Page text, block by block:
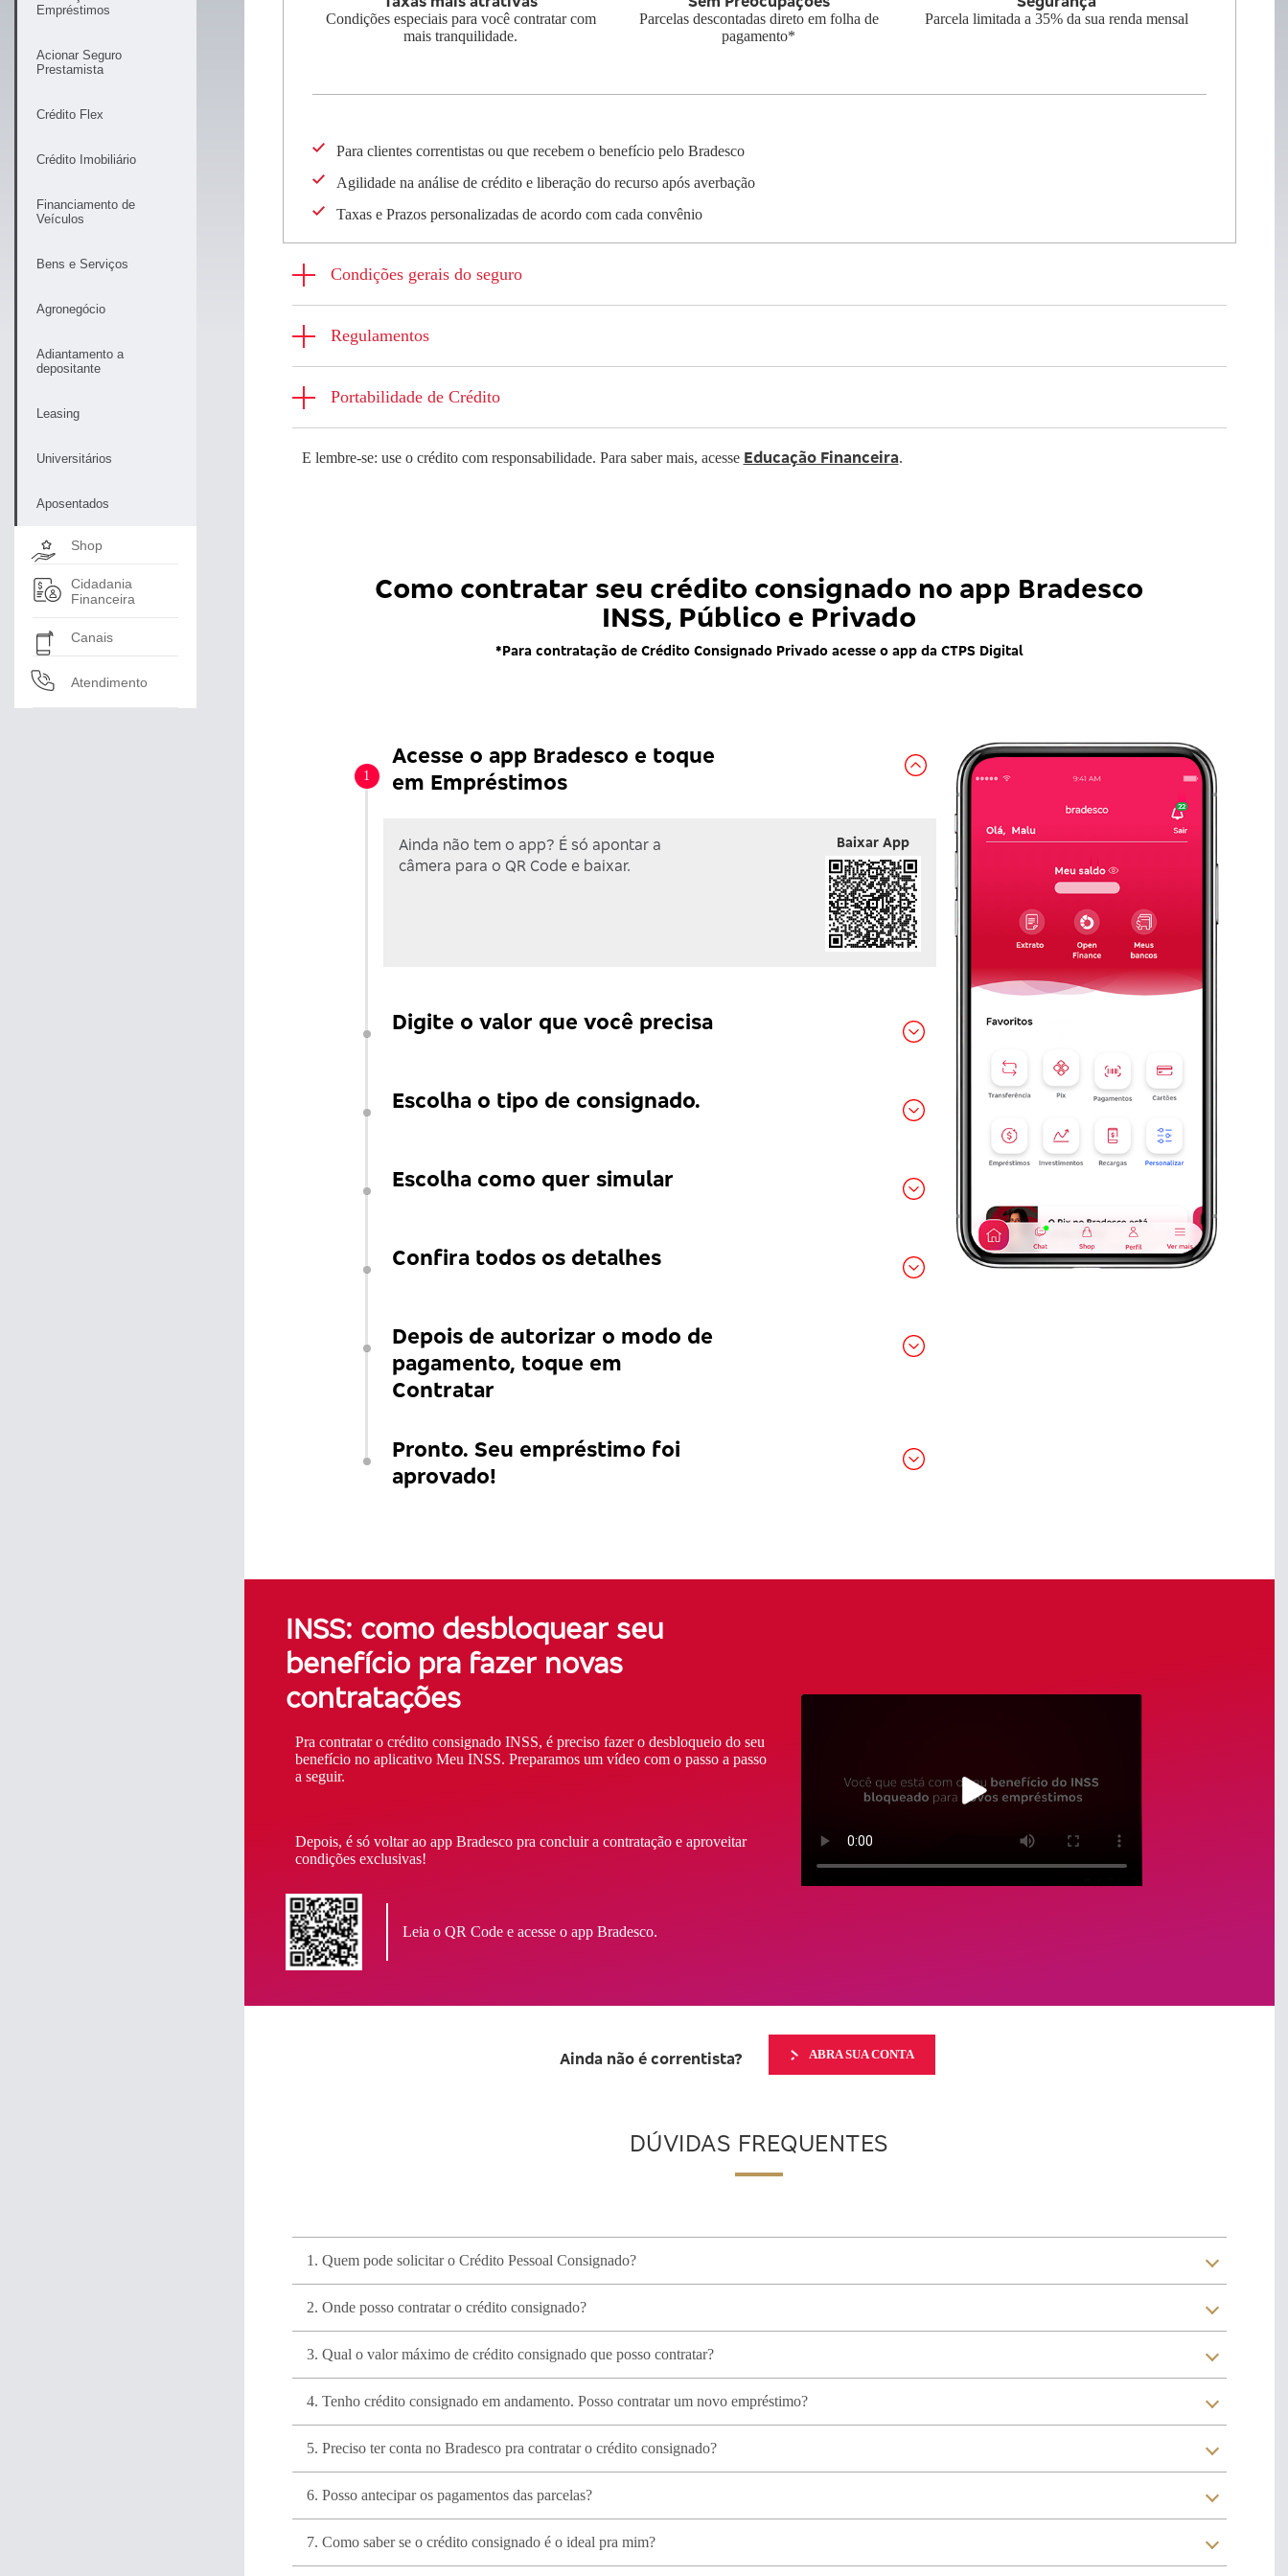
Empréstimos
Acionar Seguro
Prestamista
Crédito Flex
Crédito Imobiliário
Financiamento de
Veículos
Bens e Serviços
Agronegócio
Adiantamento a
depositante
Leasing
Universitários
Aposentados
Shop
Cidadania
Financeira
Canais
Atendimento
Condições especiais para você contratar com
mais tranquilidade.
Parcelas descontadas direto em folha de
pagamento*
Parcela limitada a 35% da sua renda mensal
Para clientes correntistas ou que recebem o benefício pelo Bradesco
Agilidade na análise de crédito e liberação do recurso após averbação
Taxas e Prazos personalizadas de acordo com cada convênio
Condições gerais do seguro
Regulamentos
Portabilidade de Crédito
E lembre-se: use o crédito com responsabilidade. Para saber mais, acesse Educação Financeira.
Como contratar seu crédito consignado no app Bradesco
INSS, Público e Privado
*Para contratação de Crédito Consignado Privado acesse o app da CTPS Digital
Acesse o app Bradesco e toque
em Empréstimos
Ainda não tem o app? É só apontar a
câmera para o QR Code e baixar.
Baixar App
Digite o valor que você precisa
Escolha o tipo de consignado.
Escolha como quer simular
Confira todos os detalhes
Depois de autorizar o modo de
pagamento, toque em
Contratar
Pronto. Seu empréstimo foi
aprovado!
INSS: como desbloquear seu
benefício pra fazer novas
contratações
Pra contratar o crédito consignado INSS, é preciso fazer o desbloqueio do seu
benefício no aplicativo Meu INSS. Preparamos um vídeo com o passo a passo
a seguir.
Depois, é só voltar ao app Bradesco pra concluir a contratação e aproveitar
condições exclusivas!
Leia o QR Code e acesse o app Bradesco.
Ainda não é correntista? ABRA SUA CONTA
DÚVIDAS FREQUENTES
1. Quem pode solicitar o Crédito Pessoal Consignado?
2. Onde posso contratar o crédito consignado?
3. Qual o valor máximo de crédito consignado que posso contratar?
4. Tenho crédito consignado em andamento. Posso contratar um novo empréstimo?
5. Preciso ter conta no Bradesco pra contratar o crédito consignado?
6. Posso antecipar os pagamentos das parcelas?
7. Como saber se o crédito consignado é o ideal pra mim?